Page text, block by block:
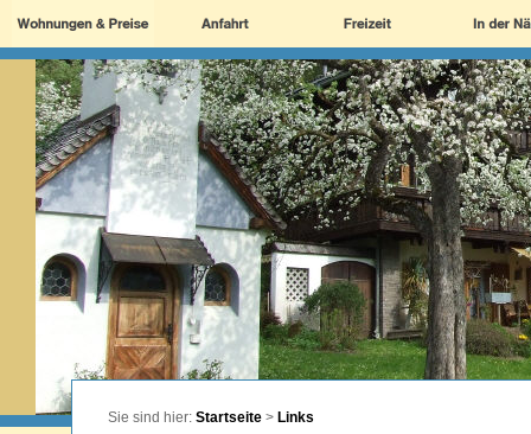
Sie sind hier: Startseite > Links